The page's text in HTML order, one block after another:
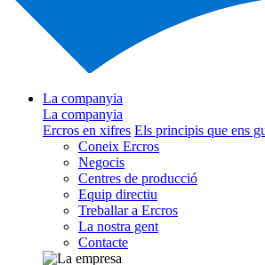
La companyia
La companyia
Ercros en xifres Els principis que ens
Coneix Ercros
Negocis
Centres de producció
Equip directiu
Treballar a Ercros
La nostra gent
Contacte